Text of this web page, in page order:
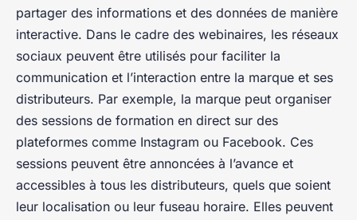
partager des informations et des données de manière
interactive. Dans le cadre des webinaires, les réseaux
sociaux peuvent être utilisés pour faciliter la
communication et l’interaction entre la marque et ses
distributeurs. Par exemple, la marque peut organiser
des sessions de formation en direct sur des
plateformes comme Instagram ou Facebook. Ces
sessions peuvent être annoncées à l’avance et
accessibles à tous les distributeurs, quels que soient
leur localisation ou leur fuseau horaire. Elles peuvent